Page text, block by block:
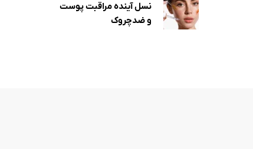
نسل آینده مراقبت پوست
و ضدچروک